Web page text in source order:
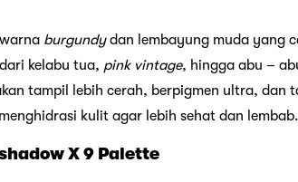
burgundydan lembayung muda yang
kelabu tua, pink vintage, hingga abu –
tampil lebih cerah, berpigmen ultra, dan
kulit agar lebih sehat dan
X 9 Palette